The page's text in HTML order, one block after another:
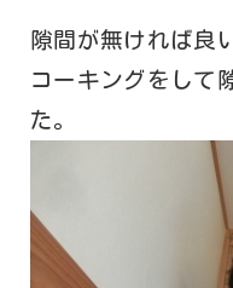
隙間が無ければ良
コーキングをして
た。